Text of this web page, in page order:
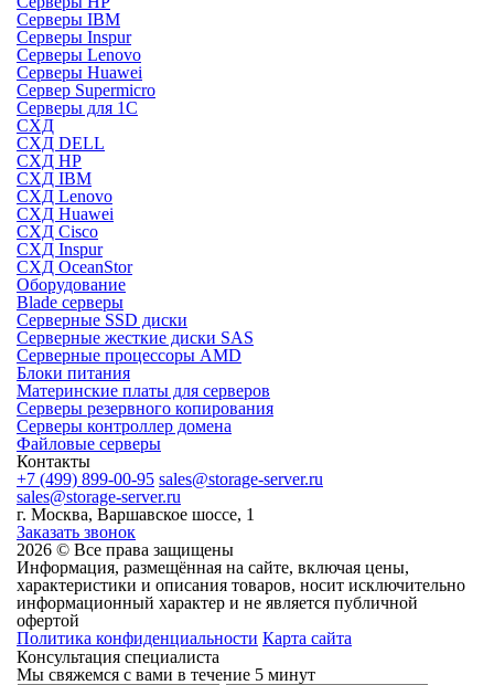
Серверы IBM
Серверы Inspur
Серверы Lenovo
Серверы Huawei
Сервер Supermicro
Серверы для 1C
СХД
СХД DELL
СХД HP
СХД IBM
СХД Lenovo
СХД Huawei
СХД Cisco
СХД Inspur
СХД OceanStor
Оборудование
Blade серверы
Серверные SSD диски
Cерверные жесткие диски SAS
Серверные процессоры AMD
Блоки питания
Материнские платы для серверов
Серверы резервного копирования
Серверы контроллер домена
Файловые серверы
Контакты
+7 (499) 899-00-95 sales@storage-server.ru
sales@storage-server.ru
г. Москва, Варшавское шоссе, 1
Заказать звонок
2026 © Все права защищены
Информация, размещённая на сайте, включая цены,
характеристики и описания товаров, носит исключительно
информационный характер и не является публичной
офертой
Политика конфиденциальности Карта сайта
Консультация специалиста
Мы свяжемся с вами в течение 5 минут